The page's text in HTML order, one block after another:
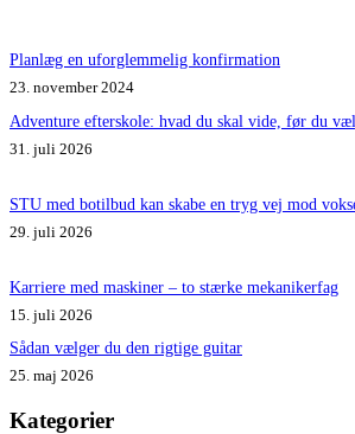
Planlæg en uforglemmelig konfirmation
23. november 2024
Adventure efterskole: hvad du skal vide, før du
31. juli 2026
STU med botilbud kan skabe en tryg vej mod
29. juli 2026
Karriere med maskiner – to stærke mekanikerfag
15. juli 2026
Sådan vælger du den rigtige guitar
25. maj 2026
Kategorier